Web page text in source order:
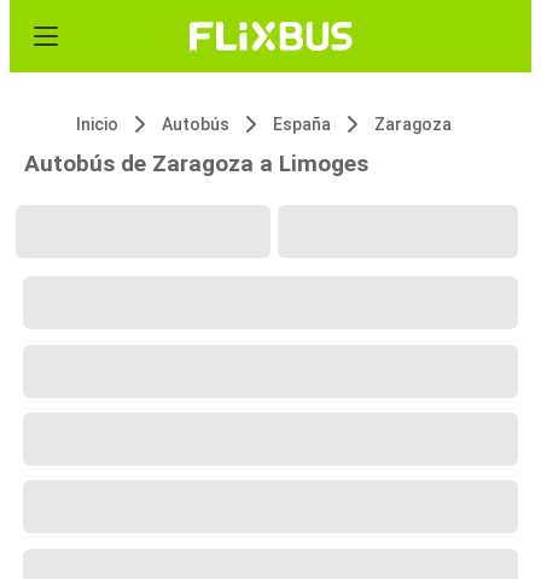
Inicio Autobús España Zaragoza
Autobús de Zaragoza a Limoges